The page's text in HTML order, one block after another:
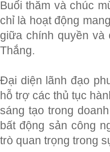
Buổi thăm và chúc
chỉ là hoạt động
giữa chính quyền và
Thắng.
Đại diện lãnh đạo
hỗ trợ các thủ tục
sáng tạo trong
bất động sản công
trò quan trọng trong